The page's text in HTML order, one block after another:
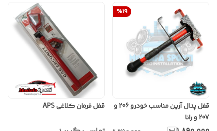
%19
قفل پدال آرین مناسب خودرو 206 و
207 و رانا
قفل فرمان کلاغی APS